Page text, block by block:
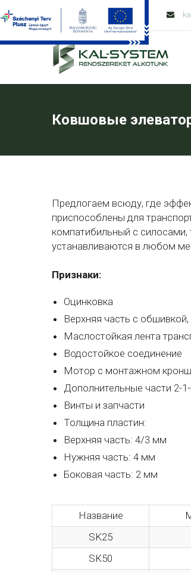
Tel: +36 79 428 138
Ковшовые
Предлогаем всюду, где
приспособлены для
компатибильный с силосами,
устанавливаются в любом
Признаки:
Оцинковка
Верхняя часть с
Маслостойкая лента
Водостойкое соединение
Мотор с монтажном
Дополнительные части 2-
Винты и запчасти
Толщина пластин:
Верхняя часть: 4/3 мм
Нужняя часть: 4 мм
Боковая часть: 2 мм
Название
SK25
SK50